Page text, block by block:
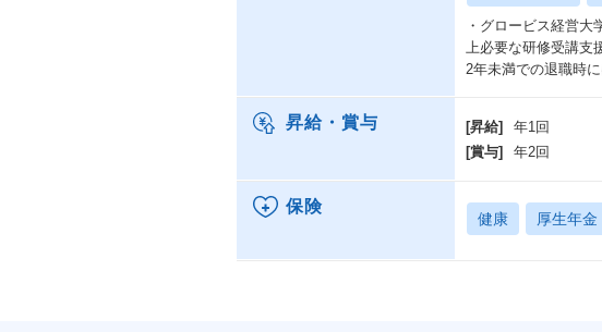
・グロービス経営
上必要な研修受講支
2年未満での退職時
昇給・賞与 [昇給]
年1回
[賞与]
年2回
保険
健康 厚生年金